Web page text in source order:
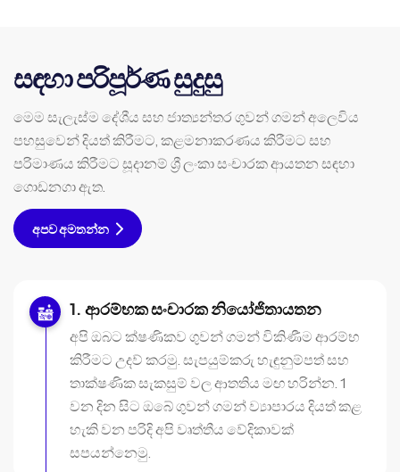
සඳහා පරිපූර්ණ සුදුසු
මෙම සැලැස්ම දේශීය සහ ජාත්‍යන්තර ගුවන් ගමන් අලෙවිය
පහසුවෙන් දියත් කිරීමට, කළමනාකරණය කිරීමට සහ
පරිමාණය කිරීමට සූදානම් ශ්‍රී ලංකා සංචාරක ආයතන සඳහා
ගොඩනගා ඇත.
අපව අමතන්න
ආරම්භක සංචාරක නියෝජිතායතන
අපි ඔබට ක්ෂණිකව ගුවන් ගමන් විකිණීම ආරම්භ
කිරීමට උදව් කරමු. සැපයුම්කරු හැඳුනුම්පත් සහ
තාක්ෂණික සැකසුම් වල ආතතිය මඟ හරින්න. 1
වන දින සිට ඔබේ ගුවන් ගමන් ව්‍යාපාරය දියත් කළ
හැකි වන පරිදි අපි වෘත්තීය වේදිකාවක්
සපයන්නෙමු.